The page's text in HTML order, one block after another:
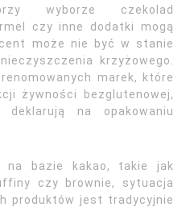
wyborze czekolad
czy inne dodatki mogą
może nie być w stanie
krzyżowego.
marek, które
żywności bezglutenowej,
na opakowaniu
na bazie kakao, takie jak
czy brownie, sytuacja
produktów jest tradycyjnie